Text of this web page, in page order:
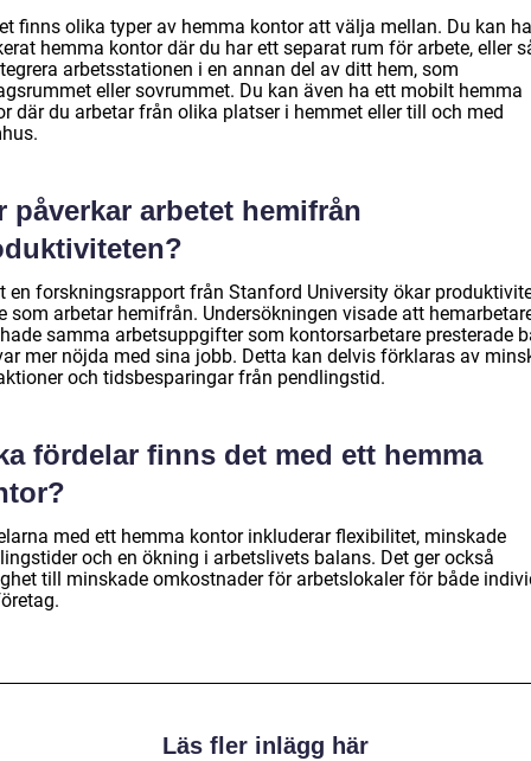
finns olika typer av hemma kontor att välja mellan. Du kan
hemma kontor där du har ett separat rum för arbete, eller
arbetsstationen i en annan del av ditt hem, som
eller sovrummet. Du kan även ha ett mobilt hemma
där du arbetar från olika platser i hemmet eller till och med
påverkar arbetet hemifrån
en forskningsrapport från Stanford University ökar
som arbetar hemifrån. Undersökningen visade att
samma arbetsuppgifter som kontorsarbetare presterade
mer nöjda med sina jobb. Detta kan delvis förklaras av
och tidsbesparingar från pendlingstid.
fördelar finns det med ett hemma
med ett hemma kontor inkluderar flexibilitet, minskade
och en ökning i arbetslivets balans. Det ger också
till minskade omkostnader för arbetslokaler för både
Läs fler inlägg här